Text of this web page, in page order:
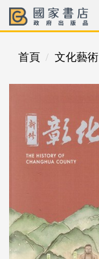
首頁 文化藝術